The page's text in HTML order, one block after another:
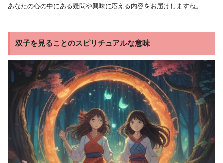
あなたの心の中にある疑問や興味に応える内容をお届けしますね。
双子を見ることのスピリチュアルな意味